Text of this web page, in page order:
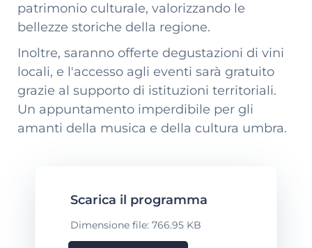
patrimonio culturale, valorizzando le
bellezze storiche della regione.
Inoltre, saranno offerte degustazioni di vini
locali, e l'accesso agli eventi sarà gratuito
grazie al supporto di istituzioni territoriali.
Un appuntamento imperdibile per gli
amanti della musica e della cultura umbra.
Scarica il programma
Dimensione file: 766.95 KB